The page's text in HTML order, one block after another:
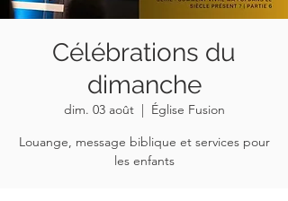
Célébrations du
dimanche
dim. 03 août
  |
Église Fusion
Louange, message biblique et services pour
les enfants